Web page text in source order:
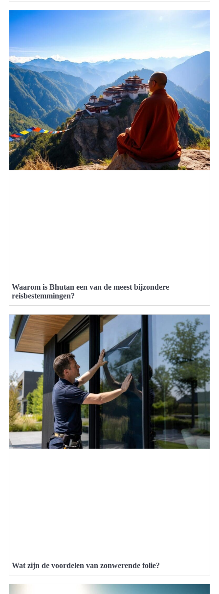
Waarom is Bhutan een van de meest bijzondere
reisbestemmingen?
Wat zijn de voordelen van zonwerende folie?